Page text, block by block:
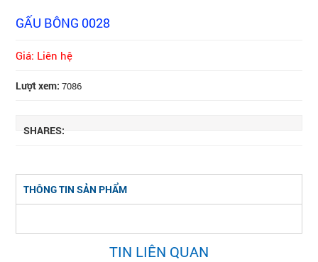
GẤU BÔNG 0028
Giá: Liên hệ
Lượt xem: 7086
SHARES:
THÔNG TIN SẢN PHẨM
TIN LIÊN QUAN